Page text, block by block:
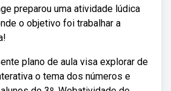
preparou uma atividade lúdica
o objetivo foi trabalhar a
plano de aula visa explorar de
o tema dos números e